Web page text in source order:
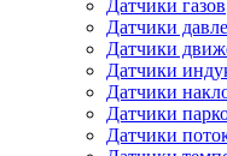
Датчики газов
Датчики
Датчики
Датчики
Датчики
Датчики
Датчики